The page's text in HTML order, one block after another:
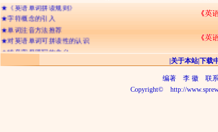
★
字符概念的引入
★ 单词注音方法推荐
★对英语单词可拼读性的认识
★辅音字母双写的含义
字符的不可分割性
★记忆英语单词的三种境界
关于本站|下载
编著 李 徽 联系
Copyright©
http://